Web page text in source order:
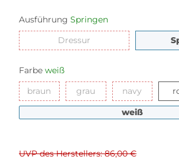
Ausführung Springen
Dressur
Farbe weiß
braun braun grau grau navy navy
weißweiß
UVP des Herstellers: 86,00 €